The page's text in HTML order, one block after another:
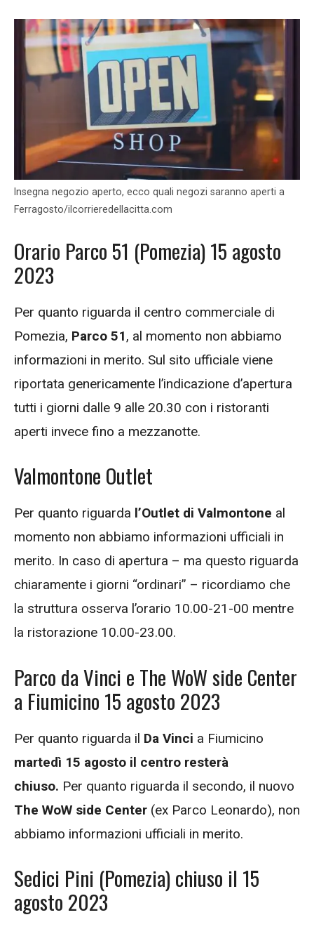
Insegna negozio aperto, ecco quali negozi saranno aperti a
Ferragosto/ilcorrieredellacitta.com
Orario Parco 51 (Pomezia) 15 agosto
2023
Per quanto riguarda il centro commerciale di
Pomezia, Parco 51, al momento non abbiamo
informazioni in merito. Sul sito ufficiale viene
riportata genericamente l’indicazione d’apertura
tutti i giorni dalle 9 alle 20.30 con i ristoranti
aperti invece fino a mezzanotte.
Valmontone Outlet
Per quanto riguarda l’Outlet di Valmontone al
momento non abbiamo informazioni ufficiali in
merito. In caso di apertura – ma questo riguarda
chiaramente i giorni “ordinari” – ricordiamo che
la struttura osserva l’orario 10.00-21-00 mentre
la ristorazione 10.00-23.00.
Parco da Vinci e The WoW side Center
a Fiumicino 15 agosto 2023
Per quanto riguarda il Da Vinci a Fiumicino
martedì 15 agosto il centro resterà
chiuso. Per quanto riguarda il secondo, il nuovo
The WoW side Center (ex Parco Leonardo), non
abbiamo informazioni ufficiali in merito.
Sedici Pini (Pomezia) chiuso il 15
agosto 2023